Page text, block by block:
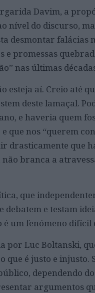
Davim, a
nível do discurso,
desmontar falácias
promessas
nas últimas
esteja aí. Creio até
deste lamaçal.
e haveria quem
que nos “querem
drasticamente que
branca a
que
e testam
um fenómeno difícil
por Luc Boltanski,
é justo e injusto.
dependendo
argumentos